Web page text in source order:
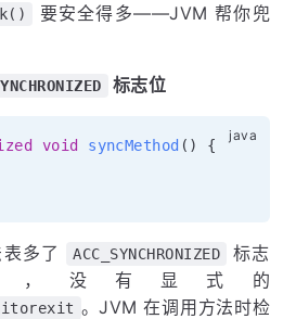
要安全得多——JVM 帮你兜
标志位
void syncMethod ( )
{
多了 ACC_SYNCHRONIZED
标志
，没有显式的
。JVM 在调用方法时检